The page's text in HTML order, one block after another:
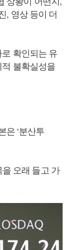
, 영상 등이 더
확인되는 유
불확실성을
은 ‘분산투
오래 들고 가